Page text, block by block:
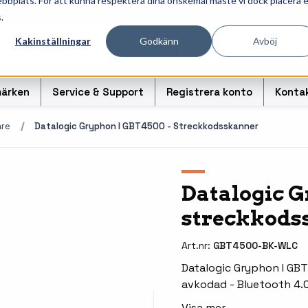
Kakinställningar Godkänn Avböj
Handhållna streckkodsläsare
Streckkodsverifierare
Service & Support Registrera konto
Datalogic Gryphon I GBT4500 - Streckkodsskanner
Datalogic
Art.nr: GBT4500-BK-WLC
Datalogic Gryphon I
avkodad - Bluetooth